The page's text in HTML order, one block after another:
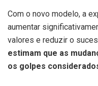
Com o novo modelo, a
aumentar
valores e reduzir o
estimam que as
os golpes